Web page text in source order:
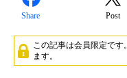
Share Post
この記事は会員限定です。
ます。